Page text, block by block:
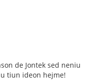
de Jontek sed neniu
tiun ideon hejme!